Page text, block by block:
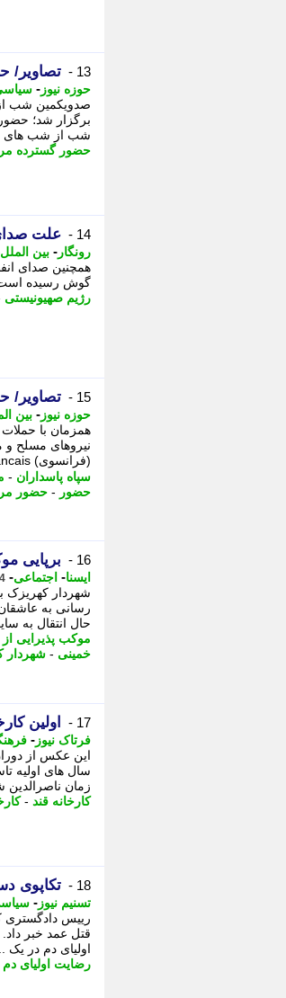
13 - تصاویر/
حوزه نیوز -
صدویکمین شب
شب از شب های
حضور گسترده
14 - علت
رونگار - بین الملل
همچنین صدای
گوش رسیده است.
رژیم صهیونیستی
15 - تصاویر/
حوزه نیوز - بین
همزمان با
(فرانسوی) Francais (هندی) हिन्दी ...
سپاه پاسداران -
حضور - حضور
16 - برپایی
ایسنا- اجتماعی- 64 روز پیش -
شهردار کهریزک
رسانی به
ﺣﺎل اﻧﺘﻘﺎل ﺑﻪ
موکب پذیرایی از
خمینی - شهردار
17 - اولین
فرتاک نیوز -
این عکس از دوران
زمان ناصرالدین
کارخانه قند -
18 - تکاپوی
تسنیم نیوز -
رییس دادگستری
قتل عمد خبر
اولیای دم در یک ...
رضایت اولیای دم